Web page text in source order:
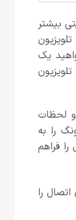
بیشتر
یک
و لحظات
را به
فراهم
را